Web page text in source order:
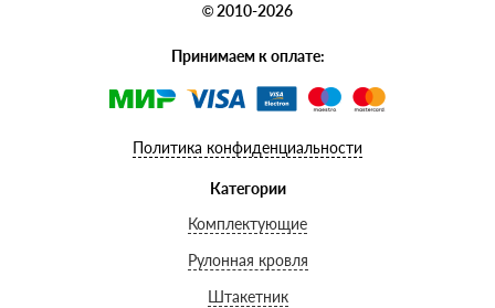
© 2010-2026
Принимаем к оплате:
Политика конфиденциальности
Категории
Комплектующие
Рулонная кровля
Штакетник